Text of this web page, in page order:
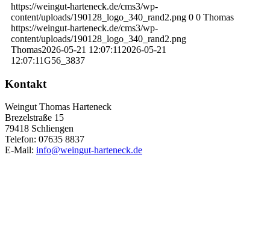
https://weingut-harteneck.de/cms3/wp-
content/uploads/190128_logo_340_rand2.png 0 0 Thomas
https://weingut-harteneck.de/cms3/wp-
content/uploads/190128_logo_340_rand2.png
Thomas2026-05-21 12:07:11 2026-05-21
12:07:11G56_3837
Kontakt
Weingut Thomas Harteneck
Brezelstraße 15
79418 Schliengen
Telefon: 07635 8837
E-Mail: info@weingut-harteneck.de